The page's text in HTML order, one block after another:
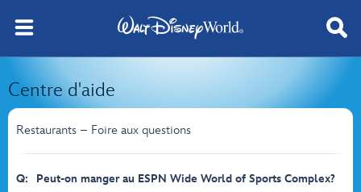
Centre d'aide
Restaurants – Foire aux questions
Q: Peut-on manger au ESPN Wide World of Sports Complex?